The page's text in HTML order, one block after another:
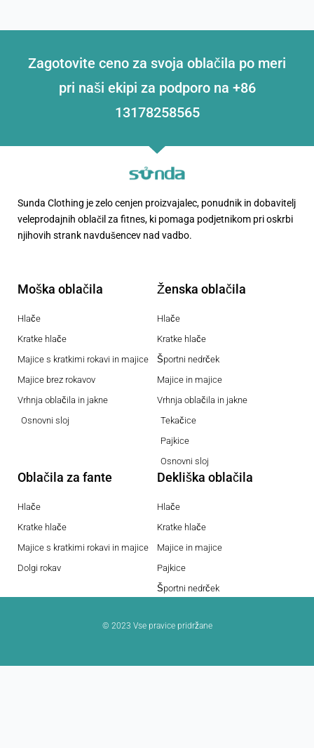
Zagotovite ceno za svoja oblačila po meri
pri naši ekipi za podporo na +86
13178258565
Sunda Clothing je zelo cenjen proizvajalec, ponudnik in dobavitelj
veleprodajnih oblačil za fitnes, ki pomaga podjetnikom pri oskrbi
njihovih strank navdušencev nad vadbo.
Moška oblačila
Hlače
Kratke hlače
Majice s kratkimi rokavi in majice
Majice brez rokavov
Vrhnja oblačila in jakne
Osnovni sloj
Ženska oblačila
Hlače
Kratke hlače
Športni nedrček
Majice in majice
Vrhnja oblačila in jakne
Tekačice
Pajkice
Osnovni sloj
Oblačila za fante
Hlače
Kratke hlače
Majice s kratkimi rokavi in majice
Dolgi rokav
Dekliška oblačila
Hlače
Kratke hlače
Majice in majice
Pajkice
Športni nedrček
© 2023 Vse pravice pridržane